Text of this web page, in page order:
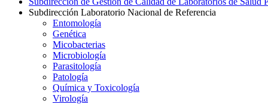
Subdirección Laboratorio Nacional de Referencia
Entomología
Genética
Micobacterias
Microbiología
Parasitología
Patología
Química y Toxicología
Virología